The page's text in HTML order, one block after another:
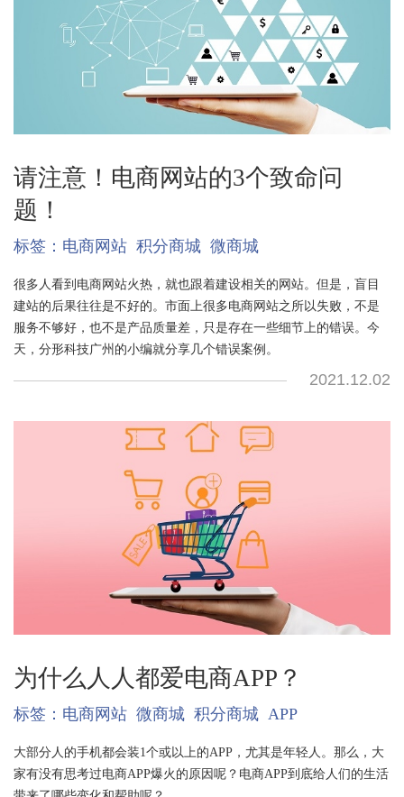
请注意！电商网站的3个致命问
题！
标签： 电商网站 积分商城 微商城
很多人看到电商网站火热，就也跟着建设相关的网站。但是，盲目
建站的后果往往是不好的。市面上很多电商网站之所以失败，不是
服务不够好，也不是产品质量差，只是存在一些细节上的错误。今
天，分形科技广州的小编就分享几个错误案例。
2021.12.02
为什么人人都爱电商APP？
标签： 电商网站 微商城 积分商城 APP
大部分人的手机都会装1个或以上的APP，尤其是年轻人。那么，大
家有没有思考过电商APP爆火的原因呢？电商APP到底给人们的生活